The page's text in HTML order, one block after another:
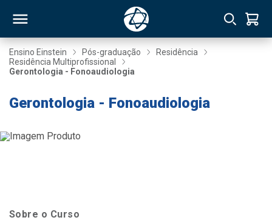
Ensino Einstein Pós-graduação
Residência
Residência Multiprofissional
Gerontologia - Fonoaudiologia
Gerontologia - Fonoaudiologia
Sobre o Curso